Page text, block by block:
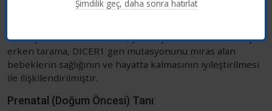
çocuklara aktarmak istemeyen bireylerde üreme
mutasyonları olan ailelerde, pleuropulmoner blastom için
erken tarama, DICER1 gen mutasyonunu miras alan
bebeklerin sağlığının ve hayatta kalmasının iyileştirilmesi
ile ilişkilendirilmiştir.
Prenatal (Doğum Öncesi) Tanı
Şimdilik geç, daha sonra hatırlat